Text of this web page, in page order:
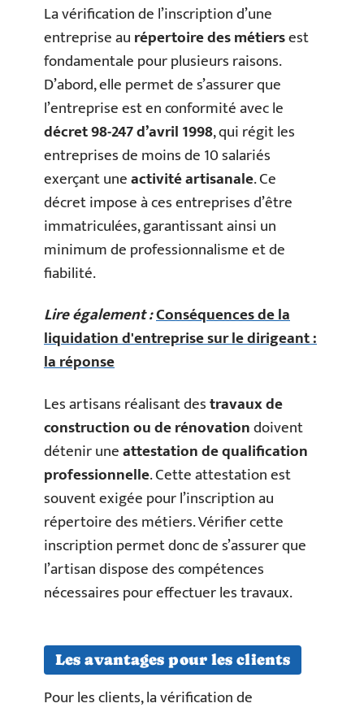
La vérification de l’inscription d’une
entreprise aurépertoire des métiersest
fondamentale pour plusieurs raisons.
D’abord, elle permet de s’assurer que
l’entreprise est en conformité avec le
décret 98-247 d’avril 1998, qui régit les
entreprises de moins de 10 salariés
exerçant uneactivité artisanale. Ce
décret impose à ces entreprises d’être
immatriculées, garantissant ainsi un
minimum de professionnalisme et de
fiabilité.
Lire également :Conséquences de la
liquidation d'entreprise sur le dirigeant :
la réponse
Les artisans réalisant destravaux de
construction ou de rénovationdoivent
détenir uneattestation de qualification
professionnelle. Cette attestation est
souvent exigée pour l’inscription au
répertoire des métiers. Vérifier cette
inscription permet donc de s’assurer que
l’artisan dispose des compétences
nécessaires pour effectuer les travaux.
Les avantages pour les clients
Pour les clients, la vérification de